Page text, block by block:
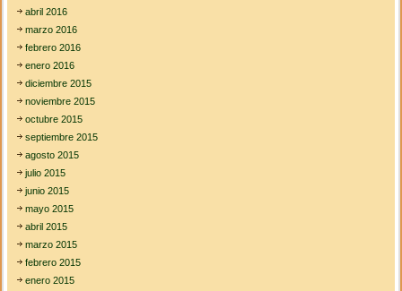
abril 2016
marzo 2016
febrero 2016
enero 2016
diciembre 2015
noviembre 2015
octubre 2015
septiembre 2015
agosto 2015
julio 2015
junio 2015
mayo 2015
abril 2015
marzo 2015
febrero 2015
enero 2015